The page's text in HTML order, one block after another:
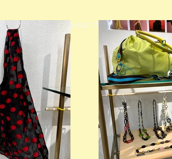
© 2023 著作権表示の例 - Wix.com で作成されたホームページです